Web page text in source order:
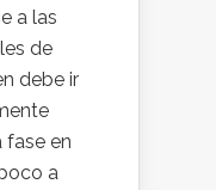
a las
de
debe ir
fase en
a